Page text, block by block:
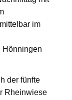
im
Hönningen
der fünfte
Rheinwiese